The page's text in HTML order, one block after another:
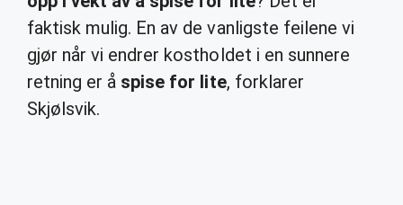
faktisk mulig. En av de vanligste feilene vi
gjør når vi endrer kostholdet i en sunnere
retning er å spise for lite, forklarer
Skjølsvik.